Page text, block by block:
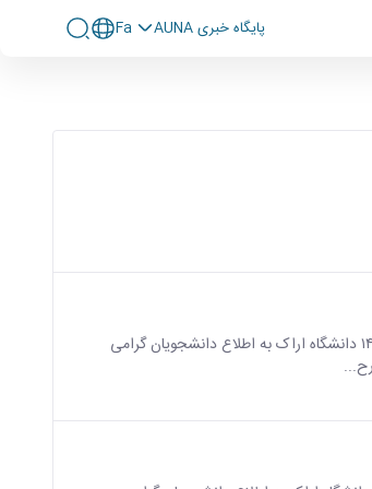
پايگاه خبری AUNA Fa
اطلاعیه شماره ۲ ترم تابستان ۱۴۰۵ دانشگاه اراک اطلاعیه شماره ۲ ترم تابستان ۱۴۰۵ دانشگاه اراک به اطلاع دانشجویان گرامی